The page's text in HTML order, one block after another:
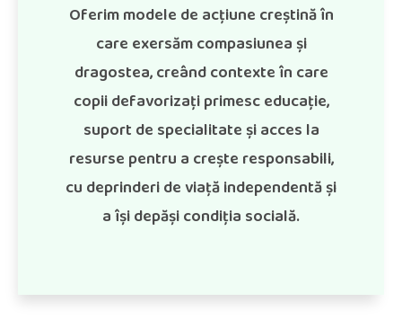
Oferim modele de acțiune creștinăîn
care exersăm compasiunea și
dragostea, creând contexte în care
copii defavorizați primesc educație,
suport de specialitate și acces la
resurse pentru a crește responsabili,
cu deprinderi de viață independentă și
aîși depăși condiția socială.